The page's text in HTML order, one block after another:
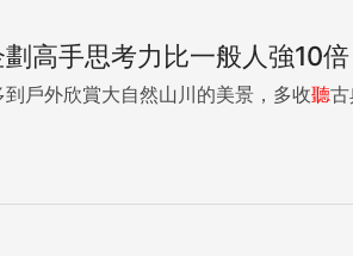
高手思考力比一般人強10倍
戶外欣賞大自然山川的美景，多收聽古